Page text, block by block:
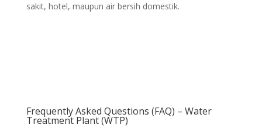
sakit, hotel, maupun air bersih domestik.
Frequently Asked Questions (FAQ) – Water
Treatment Plant (WTP)